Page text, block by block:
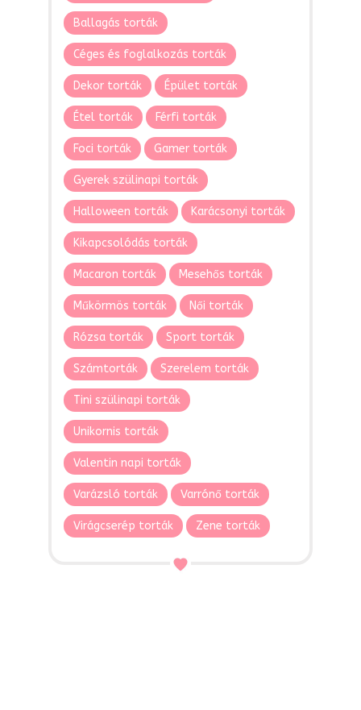
Ballagás torták
Céges és foglalkozás torták
Dekor torták Épület torták
Étel torták Férfi torták
Foci torták Gamer torták
Gyerek szülinapi torták
Halloween torták Karácsonyi torták
Kikapcsolódás torták
Macaron torták Mesehős torták
Műkörmös torták Női torták
Rózsa torták Sport torták
Számtorták Szerelem torták
Tini szülinapi torták
Unikornis torták
Valentin napi torták
Varázsló torták Varrónő torták
Virágcserép torták Zene torták